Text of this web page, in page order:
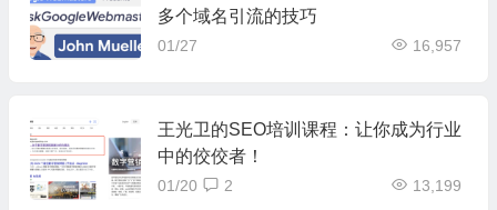
多个域名引流的技巧
01/27 16,957
王光卫的SEO培训课程：让你成为行业
中的佼佼者！
01/20 13,199
2